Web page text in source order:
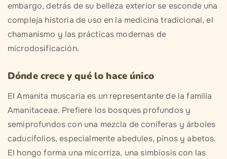
embargo, detrás de su belleza exterior se esconde una
compleja historia de uso en la medicina tradicional, el
chamanismo y las prácticas modernas de
microdosificación.
Dónde crece y qué lo hace único
El Amanita muscaria es un representante de la familia
Amanitaceae. Prefiere los bosques profundos y
semiprofundos con una mezcla de coníferas y árboles
caducifolios, especialmente abedules, pinos y abetos.
El hongo forma una micorriza, una simbiosis con las